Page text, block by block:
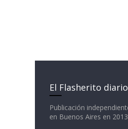
El Flasherito
Publicación
en Buenos Aires en